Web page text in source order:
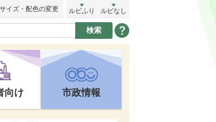
イズ・配色の変更 ルビふり ルビなし
向け 市政情報